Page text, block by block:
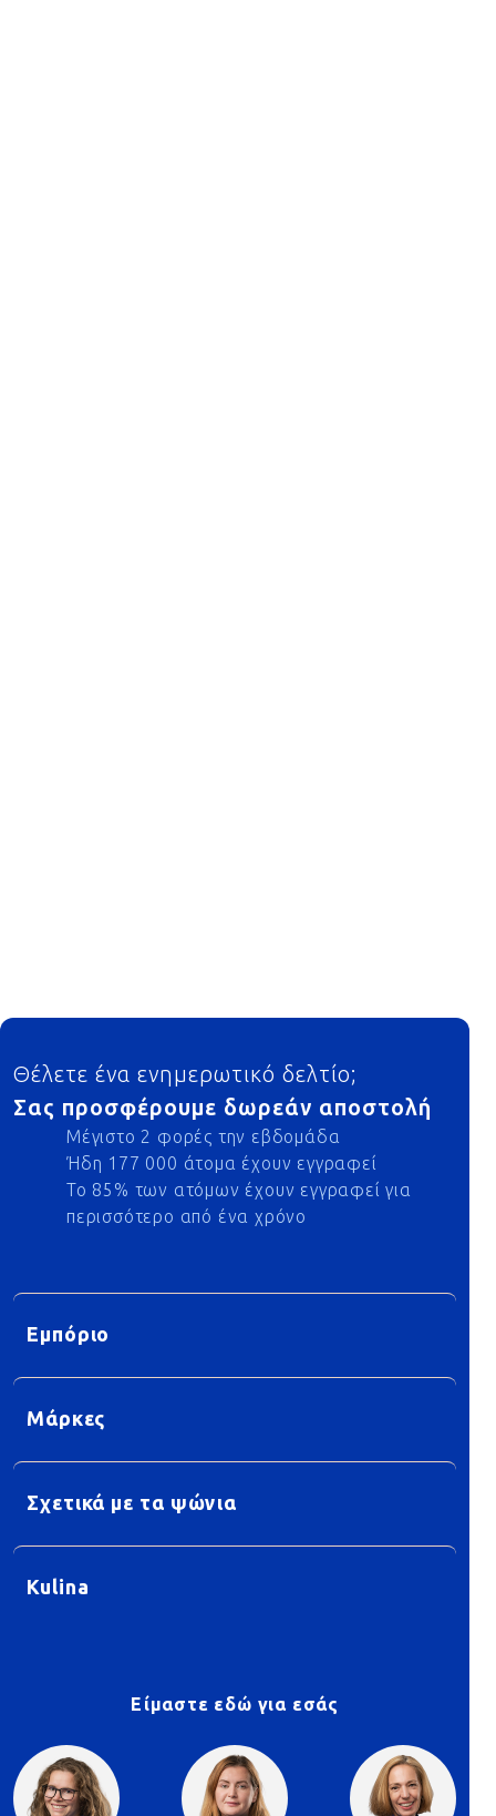
Footer
Θέλετε ένα ενημερωτικό δελτίο;
Σας προσφέρουμε δωρεάν αποστολή
Μέγιστο 2 φορές την εβδομάδα
Ήδη 177 000 άτομα έχουν εγγραφεί
Το 85% των ατόμων έχουν εγγραφεί για
περισσότερο από ένα χρόνο
Εμπόριο
Μάρκες
Σχετικά με τα ψώνια
Kulina
Είμαστε εδώ για εσάς